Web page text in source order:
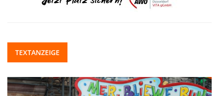
TEXTANZEIGE